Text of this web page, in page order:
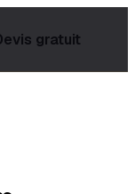
gratuit